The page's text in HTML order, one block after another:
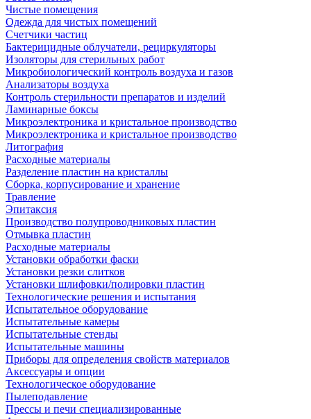
Чистые помещения
Одежда для чистых помещений
Счетчики частиц
Бактерицидные облучатели, рециркуляторы
Изоляторы для стерильных работ
Микробиологический контроль воздуха и газов
Анализаторы воздуха
Контроль стерильности препаратов и изделий
Ламинарные боксы
Микроэлектроника и кристальное производство
Микроэлектроника и кристальное производство
Литография
Расходные материалы
Разделение пластин на кристаллы
Сборка, корпусирование и хранение
Травление
Эпитаксия
Производство полупроводниковых пластин
Отмывка пластин
Расходные материалы
Установки обработки фаски
Установки резки слитков
Установки шлифовки/полировки пластин
Технологические решения и испытания
Испытательное оборудование
Испытательные камеры
Испытательные стенды
Испытательные машины
Приборы для определения свойств материалов
Аксессуары и опции
Технологическое оборудование
Пылеподавление
Прессы и печи специализированные